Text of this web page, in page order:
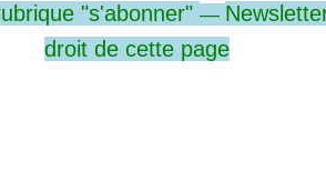
"s'abonner" —
droit de cette page